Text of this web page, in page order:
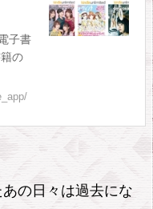
子書
の
の日々は過去にな